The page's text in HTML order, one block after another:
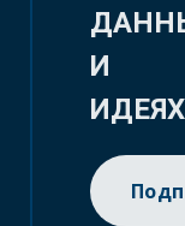
И
ИДЕЯХ